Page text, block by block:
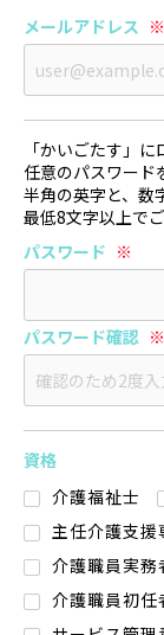
メールアドレス ※
「かいごたす」
任意のパスワード
半角の英字と、数
最低8文字以上で
パスワード ※
パスワード確認 ※
資格
介護福祉士
主任介護支援
介護職員実務
介護職員初任